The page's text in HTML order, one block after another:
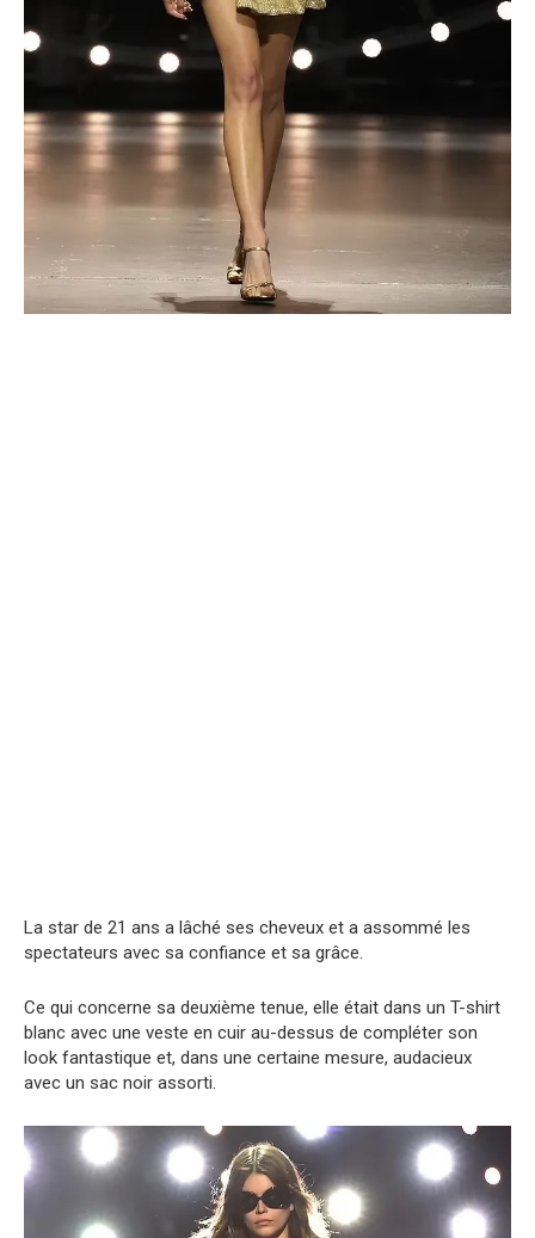
La star de 21 ans a lâché ses cheveux et a assommé les
spectateurs avec sa confiance et sa grâce.
Ce qui concerne sa deuxième tenue, elle était dans un T-shirt
blanc avec une veste en cuir au-dessus de compléter son
look fantastique et, dans une certaine mesure, audacieux
avec un sac noir assorti.